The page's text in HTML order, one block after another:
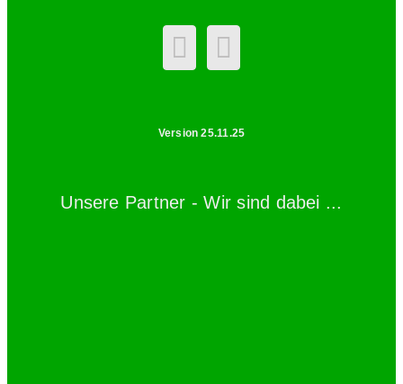
Version 25.11.25
Unsere Partner - Wir sind dabei ...